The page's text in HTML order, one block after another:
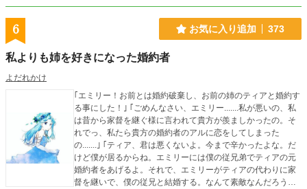
6 お気に入り追加 373
私よりも姉を好きになった婚約者
よだれかけ
｢エミリー！お前とは婚約破棄し、お前の姉のティアと婚約す
る事にした！｣ ｢ごめんなさい、エミリー.......私が悪いの、私
は昔から家督を継ぐ様に言われて貴方が羨ましかったの。そ
れでっ、私たら貴方の婚約者のアルに恋をしてしまった
の.......｣ ｢ティア、君は悪くないよ。今まで辛かったよな。だ
けど僕が居るからね。エミリーには僕の従兄弟でティアの元
婚約者をあげるよ。それで、エミリーがティアの代わりに家
督を継いで、僕の従兄と結婚する。なんて素敵なんだろう。